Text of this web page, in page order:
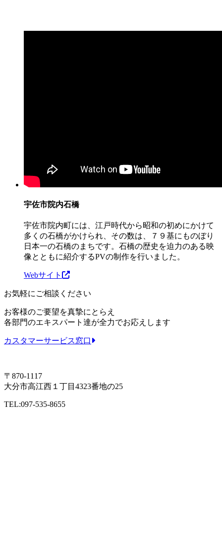
宇佐市院内石橋
宇佐市院内町には、江戸時代から昭和の初めにかけて
多くの石橋がかけられ、その数は、７９基にものぼり
日本一の石橋のまちです。石橋の歴史を迫力のある映
像とともに紹介するPVの制作を行いました。
Webサイト
お気軽にご相談ください
お客様のご要望を真摯にとらえ
各部門のエキスパート達が全力でお応えします
カスタマーサービス窓口
〒870-1117
大分市高江西１丁目4323番地の25
TEL:097-535-8655